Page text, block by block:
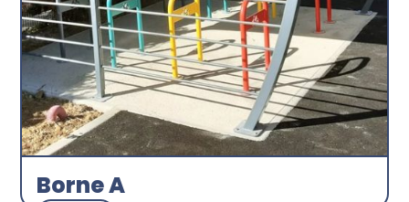
Borne A